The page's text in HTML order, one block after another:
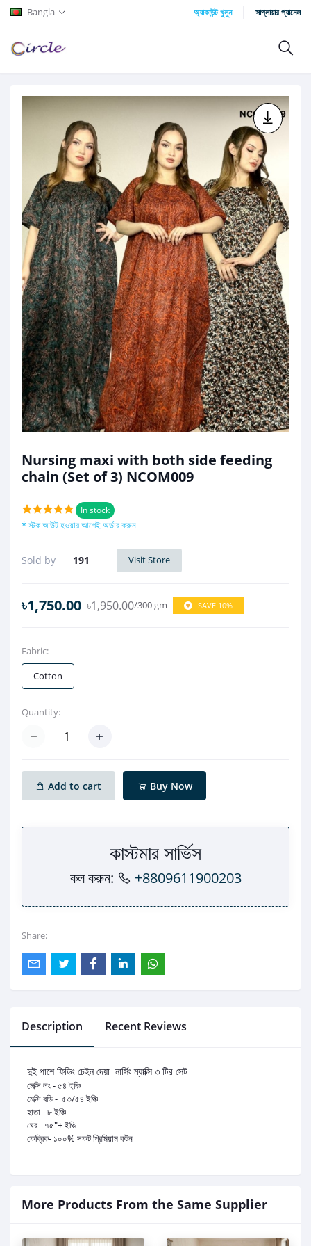
Bangla অ্যাকাউন্ট খুলুন সাপ্লায়ার প্যানেল
Nursing maxi with both side feeding
chain (Set of 3) NCOM009
In stock
* স্টক আউট হওয়ার আগেই অর্ডার করুন
Sold by 191 Visit Store
৳1,750.00 ৳1,950.00/300 gm SAVE 10%
Fabric:
Cotton
Quantity:
Add to cart Buy Now
কাস্টমার সার্ভিস
কল করুন: +8809611900203
Share:
Description Recent Reviews
দুই পাশে ফিডিং চেইন দেয়া নার্সিং ম্যাক্সি ৩ টির সেট
মেক্সি লং - ৫৪ ইঞ্চি
মেক্সি বডি - ৫৩/৫৪ ইঞ্চি
হাতা - ৮ ইঞ্চি
ঘের - ৭৫"+ ইঞ্চি
ফেব্রিক- ১০০% সফট প্রিমিয়াম কটন
More Products From the Same Supplier